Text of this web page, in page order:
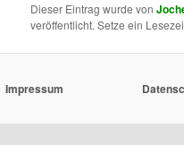
Dieser Eintrag wurde von
veröffentlicht. Setze ein
Impressum